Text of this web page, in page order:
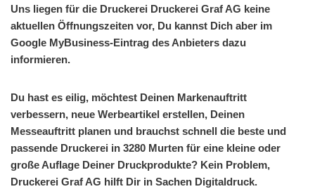
Uns liegen für die Druckerei Druckerei Graf AG keine
aktuellen Öffnungszeiten vor, Du kannst Dich aber im
Google MyBusiness-Eintrag des Anbieters dazu
informieren.
Du hast es eilig, möchtest Deinen Markenauftritt
verbessern, neue Werbeartikel erstellen, Deinen
Messeauftritt planen und brauchst schnell die beste und
passende Druckerei in 3280 Murten für eine kleine oder
große Auflage Deiner Druckprodukte? Kein Problem,
Druckerei Graf AG hilft Dir in Sachen Digitaldruck.